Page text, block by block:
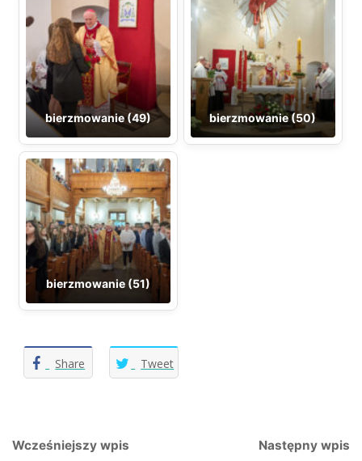
bierzmowanie (49) bierzmowanie (50)
bierzmowanie (51)
Share Tweet
Wcześniejszy wpis Następny wpis